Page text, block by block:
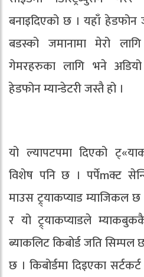
बनाइदिएको छ । यहाँ
बडस्को जमानामा मेरो
गेमरहरुका लागि भने
हेडफोन म्यान्डेटरी जस्तै हो ।
यो ल्यापटपमा दिएको
विशेष पनि छ । पर्पेmक्ट
माउस ट्र्याकप्याड म्याजिकल
र यो ट्र्याकप्याडले
ब्याकलिट किबोर्ड जति सिम्पल
छ । किबोर्डमा दिइएका